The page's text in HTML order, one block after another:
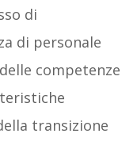
di
di personale
competenze
transizione